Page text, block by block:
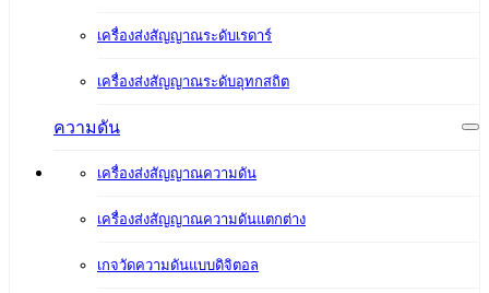
เครื่องส่งสัญญาณระดับเรดาร์
เครื่องส่งสัญญาณระดับอุทกสถิต
ความดัน
เครื่องส่งสัญญาณความดัน
เครื่องส่งสัญญาณความดันแตกต่าง
เกจวัดความดันแบบดิจิตอล